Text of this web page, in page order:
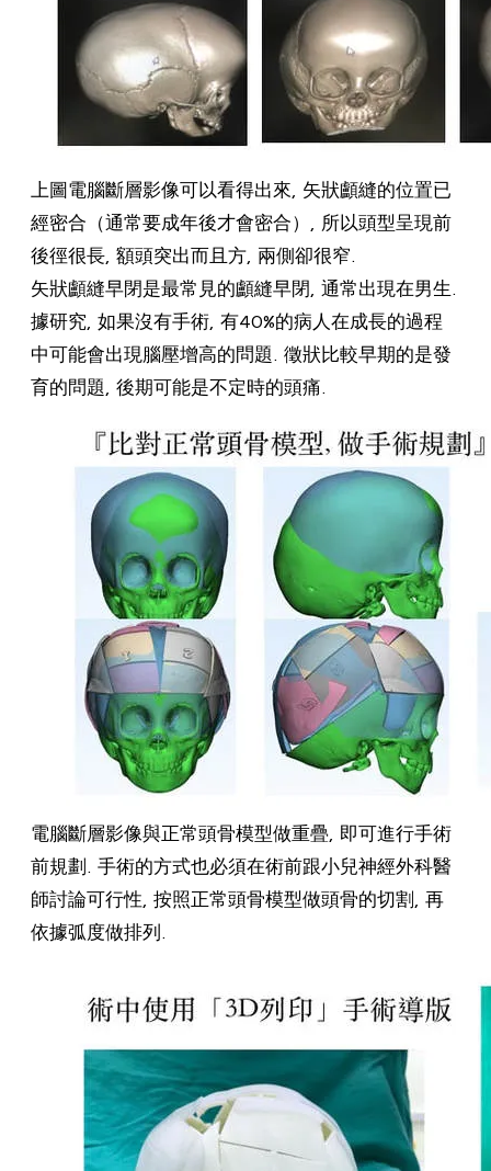
上圖電腦斷層影像可以看得出來, 矢狀顱縫的位置已
經密合（通常要成年後才會密合）, 所以頭型呈現前
後徑很長, 額頭突出而且方, 兩側卻很窄.
矢狀顱縫早閉是最常見的顱縫早閉, 通常出現在男生.
據研究, 如果沒有手術, 有40%的病人在成長的過程
中可能會出現腦壓增高的問題. 徵狀比較早期的是發
育的問題, 後期可能是不定時的頭痛.
電腦斷層影像與正常頭骨模型做重疊, 即可進行手術
前規劃. 手術的方式也必須在術前跟小兒神經外科醫
師討論可行性, 按照正常頭骨模型做頭骨的切割, 再
依據弧度做排列.